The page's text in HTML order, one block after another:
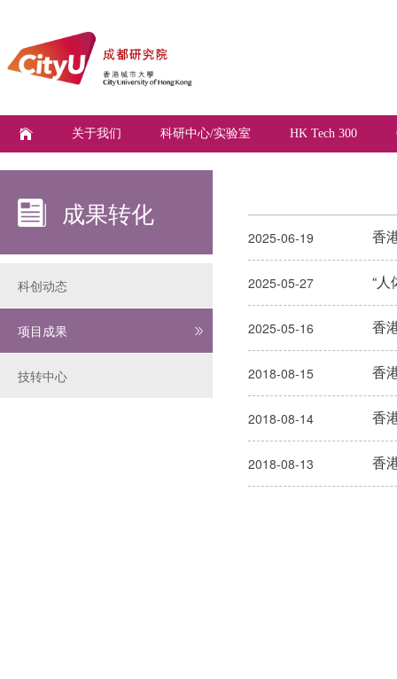
关于我们 科研中心/实验室 HK Tech 300
成果转化
科创动态
项目成果
技转中心
2025-06-19 香
2025-05-27 “
2025-05-16 香
2018-08-15 香
2018-08-14 香
2018-08-13 香